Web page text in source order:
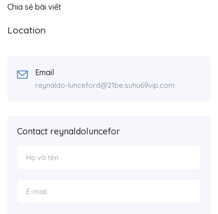
Chia sẻ bài viết
Location
Email
reynaldo-lunceford@21be.suhu69vip.com
Contact reynaldoluncefor